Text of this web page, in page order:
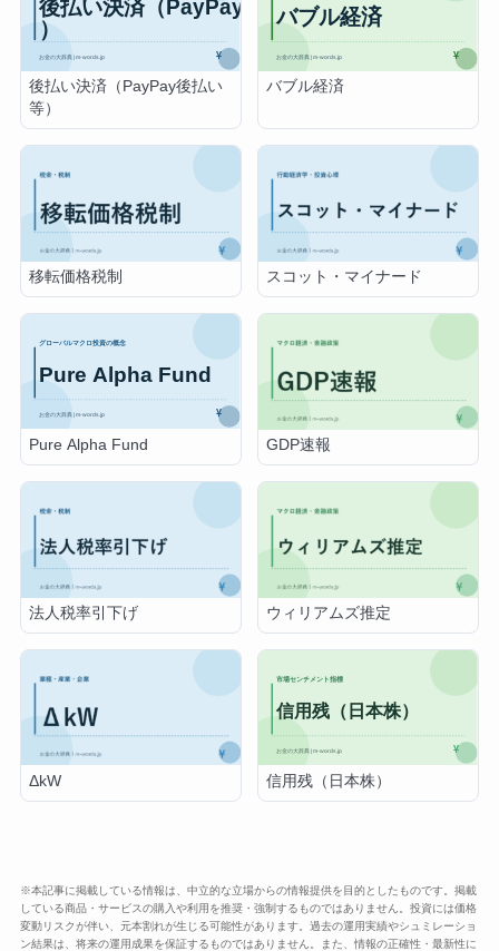
後払い決済（PayPay後払い
等）
バブル経済
移転価格税制 スコット・マイナード
Pure Alpha Fund GDP速報
法人税率引下げ ウィリアムズ推定
ΔkW 信用残（日本株）
※本記事に掲載している情報は、中立的な立場からの情報提供を目的としたものです。掲載
している商品・サービスの購入や利用を推奨・強制するものではありません。投資には価格
変動リスクが伴い、元本割れが生じる可能性があります。過去の運用実績やシュミレーショ
ン結果は、将来の運用成果を保証するものではありません。また、情報の正確性・最新性に